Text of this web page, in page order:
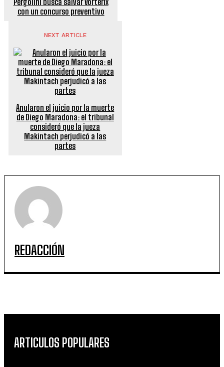
con un concurso preventivo
NEXT ARTICLE
Anularon el juicio por la muerte
de Diego Maradona: el tribunal
consideró que la jueza
Makintach perjudicó a las
partes
REDACCIÓN
ARTICULOS POPULARES